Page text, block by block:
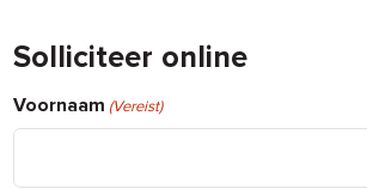
Solliciteer online
Voornaam (Vereist)